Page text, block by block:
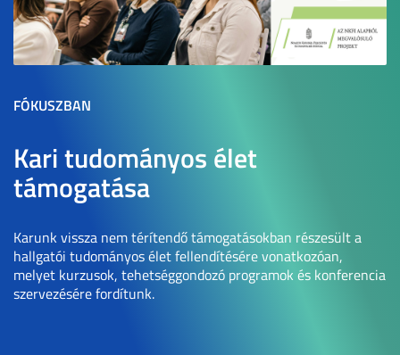
FÓKUSZBAN
Kari tudományos élet
támogatása
Karunk vissza nem térítendő támogatásokban részesült a
hallgatói tudományos élet fellendítésére vonatkozóan,
melyet kurzusok, tehetséggondozó programok és konferencia
szervezésére fordítunk.